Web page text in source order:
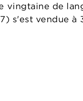
vingtaine de
s'est vendue à